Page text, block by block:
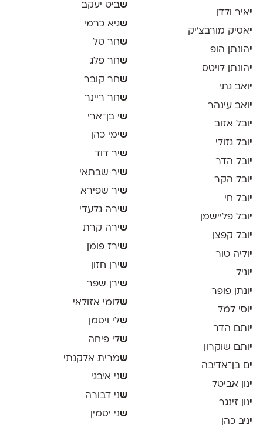
יאיר ולדן
יאסיק מורבצ'יק
יהונתן הופ
יהונתן לויטס
יואב גתי
י ואב עינהר
יובל אזוב
י ובל גזולי
י ובל הדר
יובל הקר
י ובל חי
יובל פליישמן
י ובל קפצן
יוליה טור
י וניל
י ונתן פופר
יוסי למל
י ותם הדר
יותם שוקרון
ים בן־אדיבה
ינון אביטל
ינון זינגר
יניב כהן
שביט יעקב
שגיא כרמי
שחר טל
שחר פלג
שחר קובר
שחר ריינר
שי בן־ארי
שימי כהן
שיר דוד
שיר שבתאי
שיר שפירא
שירה גלעדי
שירה קרת
שירז פומן
שירן חזון
שירן שפר
שלומי אזולאי
שלי ויסמן
שלי פיחה
שמרית אלקנתי
שני איבגי
שני דבורה
שני יסמין